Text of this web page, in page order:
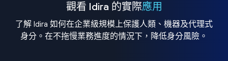
觀看 Idira 的實際應用
了解 Idira 如何在企業級規模上保護人類、機器及代理式
身分。在不拖慢業務進度的情況下，降低身分風險。